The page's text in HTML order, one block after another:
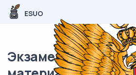
ESUO
Экзаменационный